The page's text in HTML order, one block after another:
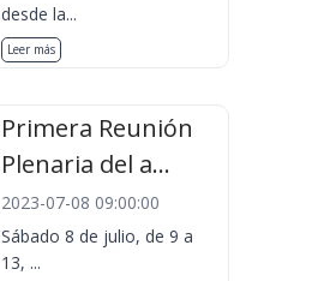
desde la...
Leer más
Primera Reunión
Plenaria del a...
2023-07-08 09:00:00
Sábado 8 de julio, de 9 a
13, ...